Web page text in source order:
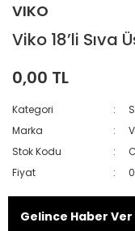
VIKO
Viko 18’li Sıva
0,00 TL
Kategori
Marka
Stok Kodu
Fiyat
Gelince Haber Ver